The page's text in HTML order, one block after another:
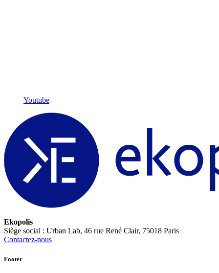
Youtube
Ekopolis
Siège social : Urban Lab, 46 rue René Clair, 75018 Paris
Contactez-nous
Footer